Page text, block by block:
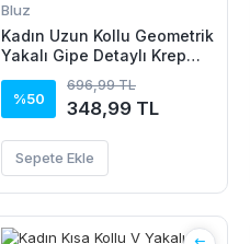
Bluz
Kadın Uzun Kollu Geometrik
Yakalı Gipe Detaylı Krep
%50
696,99 TL
348,99 TL
Sepete Ekle